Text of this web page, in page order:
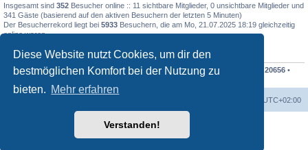
Diese Website nutzt Cookies, um dir den
bestmöglichen Komfort bei der Nutzung zu
bieten. Mehr erfahren
Verstanden!
Insgesamt sind 352 Besucher online :: 11 sichtbare Mitglieder, 0 unsichtbare Mitglieder und
341 Gäste (basierend auf den aktiven Besuchern der letzten 5 Minuten)
Der Besucherrekord liegt bei 5933 Besuchern, die am Mo, 21.07.2025 18:19 gleichzeitig
online waren.
STATISTIK
Beiträge insgesamt207838• Themen insgesamt48676• Mitglieder insgesamt 20656 •
Unser neuestes Mitglied:
UTC+02:00
Powered byphpBB® Forum Software © phpBB Limited
phpBB.de